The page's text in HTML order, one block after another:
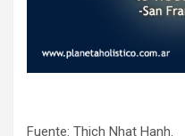
Fuente: Thich Nhat Hanh.